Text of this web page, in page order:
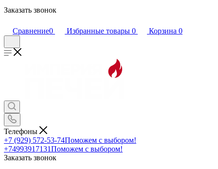
Заказать звонок
Сравнение0 Избранные товары 0 Корзина 0
Телефоны
+7 (929) 572-53-74Поможем с выбором!
+74993917131Поможем с выбором!
Заказать звонок